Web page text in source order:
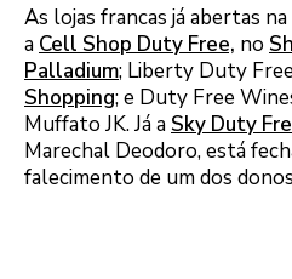
As lojas francas já abertas
a Cell Shop Duty Free, no
Palladium; Liberty Duty
Shopping; e Duty Free
Muffato JK. Já a Sky Duty
Marechal Deodoro, está
falecimento de um dos